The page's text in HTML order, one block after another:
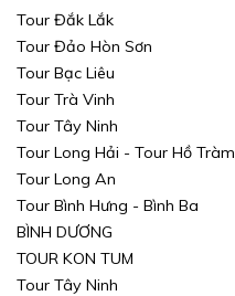
Tour Đắk Lắk
Tour Đảo Hòn Sơn
Tour Bạc Liêu
Tour Trà Vinh
Tour Tây Ninh
Tour Long Hải - Tour Hồ Tràm
Tour Long An
Tour Bình Hưng - Bình Ba
BÌNH DƯƠNG
TOUR KON TUM
Tour Tây Ninh